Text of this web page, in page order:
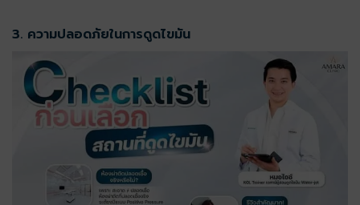
3. ความปลอดภัยในการดูดไขมัน